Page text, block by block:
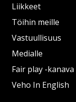
Liikkeet
Töihin meille
Vastuullisuus
Medialle
Fair play -kanava
Veho In English